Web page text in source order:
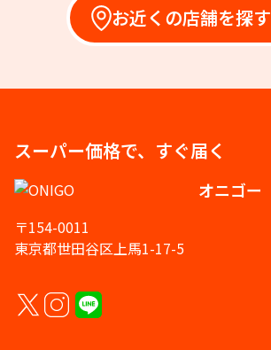
お近くの店舗を探す
スーパー価格で、すぐ届く
オニゴー
〒154-0011
東京都世田谷区上馬1-17-5